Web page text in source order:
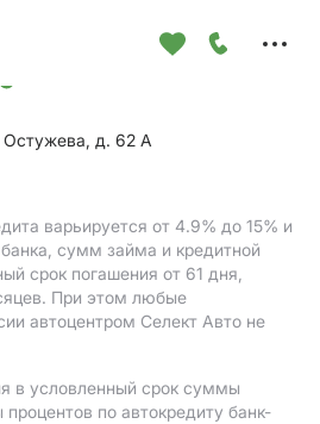
Остужева, д. 62 А
варьируется от 4.9% до 15% и
банка, сумм займа и кредитной
срок погашения от 61 дня,
При этом любые
автоцентром Селект Авто не
в условленный срок суммы
по автокредиту банк-